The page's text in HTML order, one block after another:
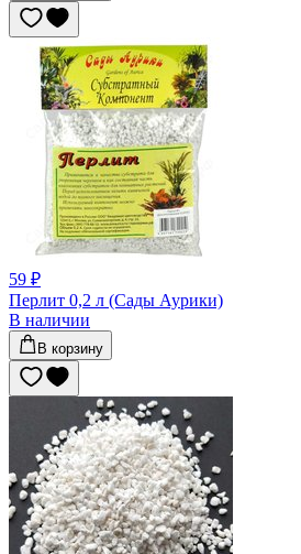
59 ₽
Перлит 0,2 л (Сады Аурики)
В наличии
В корзину